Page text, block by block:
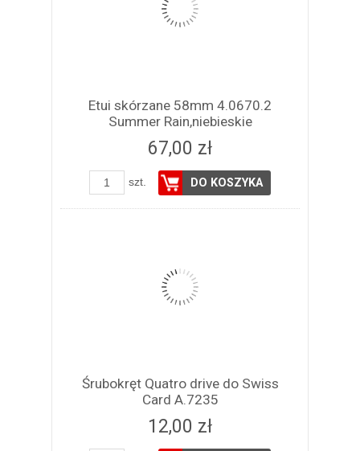
Etui skórzane 58mm 4.0670.2
Summer Rain,niebieskie
67,00 zł
szt. DO KOSZYKA
Śrubokręt Quatro drive do Swiss
Card A.7235
12,00 zł